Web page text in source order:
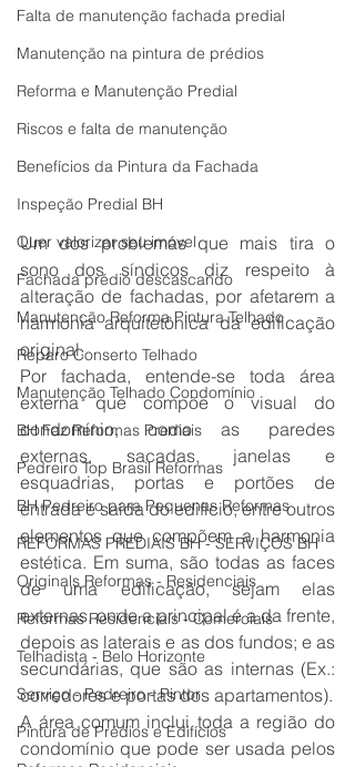
Falta de manutenção fachada predial
Manutenção na pintura de prédios
Reforma e Manutenção Predial
Riscos e falta de manutenção
Benefícios da Pintura da Fachada
Inspeção Predial BH
Quer valorizar seu imóvel
Fachada prédio descascando
Manutenção Reforma Pintura Telhado
Reparo Conserto Telhado
Manutenção Telhado Condomínio
BH Faz Reformas Prediais
Pedreiro Top Brasil Reformas
BH Pedreiro para Pequenas Reformas
REFORMAS PREDIAIS BH - SERVIÇOS BH
Originals Reformas - Residenciais
Reformas Residenciais - Comerciais
Telhadista - Belo Horizonte
Serviço - Pedreiro - Pintor
Pintura de Prédios e Edifícios
Um dos problemas que mais tira o
sono dos síndicos diz respeito à
alteração de fachadas, por afetarem a
harmonia arquitetônica da edificação
original.
Por fachada, entende-se toda área
externa que compõe o visual do
condomínio, como as paredes
externas, sacadas, janelas e
esquadrias, portas e portões de
entrada e saída do edifício, entre outros
elementos que compõem a harmonia
estética. Em suma, são todas as faces
de uma edificação, sejam elas
externas, onde a principal é a da frente,
depois as laterais e as dos fundos; e as
secundárias, que são as internas (Ex.:
corredores e portas dos apartamentos).
A área comum inclui toda a região do
condomínio que pode ser usada pelos